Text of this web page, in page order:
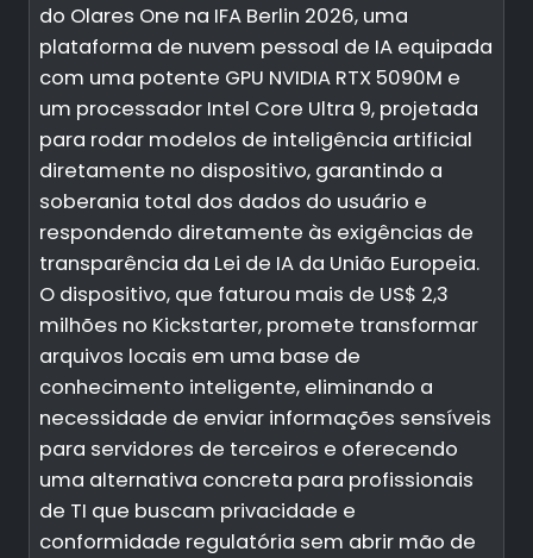
do Olares One na IFA Berlin 2026, uma
plataforma de nuvem pessoal de IA equipada
com uma potente GPU NVIDIA RTX 5090M e
um processador Intel Core Ultra 9, projetada
para rodar modelos de inteligência artificial
diretamente no dispositivo, garantindo a
soberania total dos dados do usuário e
respondendo diretamente às exigências de
transparência da Lei de IA da União Europeia.
O dispositivo, que faturou mais de US$ 2,3
milhões no Kickstarter, promete transformar
arquivos locais em uma base de
conhecimento inteligente, eliminando a
necessidade de enviar informações sensíveis
para servidores de terceiros e oferecendo
uma alternativa concreta para profissionais
de TI que buscam privacidade e
conformidade regulatória sem abrir mão de